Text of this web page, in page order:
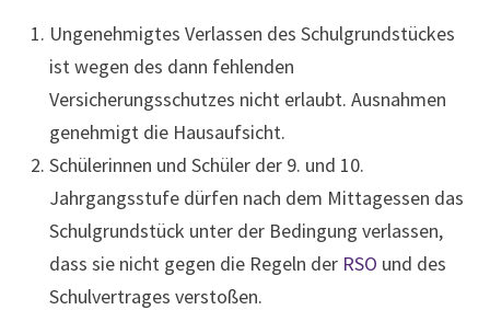
Ungenehmigtes Verlassen des Schulgrundstückes
ist wegen des dann fehlenden
Versicherungsschutzes nicht erlaubt. Ausnahmen
genehmigt die Hausaufsicht.
Schülerinnen und Schüler der 9. und 10.
Jahrgangsstufe dürfen nach dem Mittagessen das
Schulgrundstück unter der Bedingung verlassen,
dass sie nicht gegen die Regeln der RSO und des
Schulvertrages verstoßen.